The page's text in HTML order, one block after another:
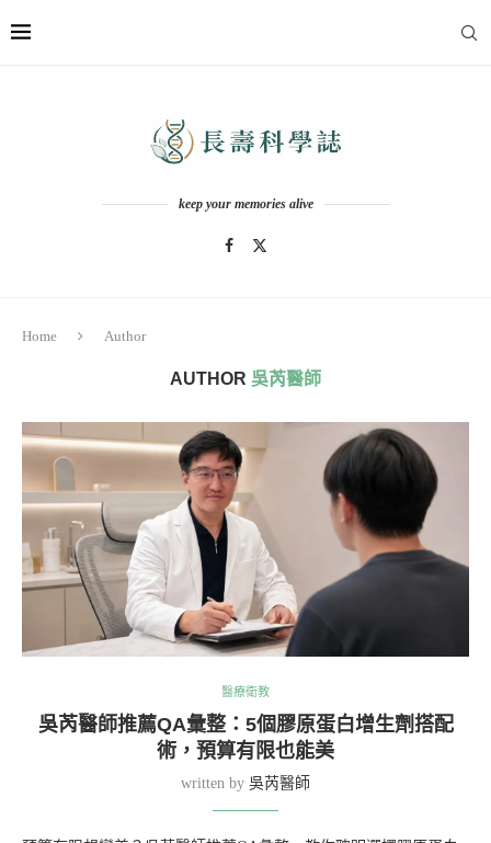
keep your memories alive
Home Author
AUTHOR 吳芮醫師
醫療衛教
吳芮醫師推薦QA彙整：5個膠原蛋白增生劑搭配
術，預算有限也能美
written by 吳芮醫師